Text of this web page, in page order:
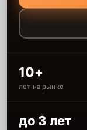
10+
лет на рынке
до 3 лет